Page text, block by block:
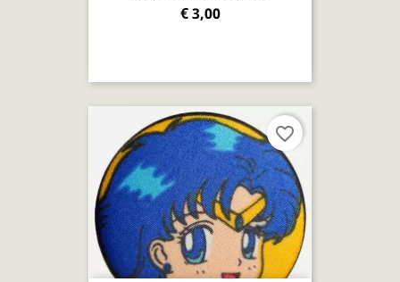
€ 3,00
favorite_border